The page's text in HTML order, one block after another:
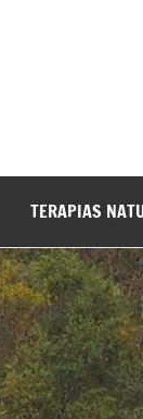
TERAPIAS